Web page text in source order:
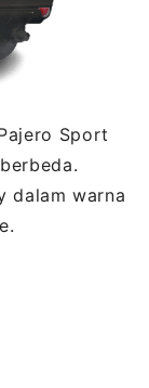
Sport
dalam warna